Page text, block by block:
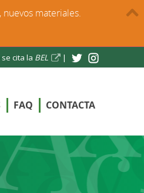
cita la BEL |
FAQ CONTACTA
materiales.